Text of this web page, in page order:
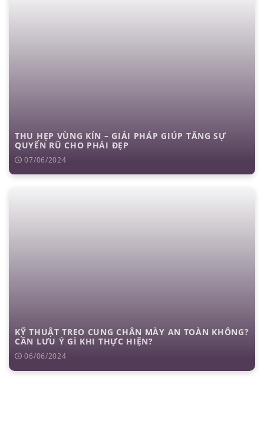
THU HẸP VÙNG KÍN – GIẢI PHÁP GIÚP TĂNG SỰ
QUYẾN RŨ CHO PHÁI ĐẸP
07/06/2024
KỸ THUẬT TREO CUNG CHÂN MÀY AN TOÀN KHÔNG?
CẦN LƯU Ý GÌ KHI THỰC HIỆN?
06/06/2024